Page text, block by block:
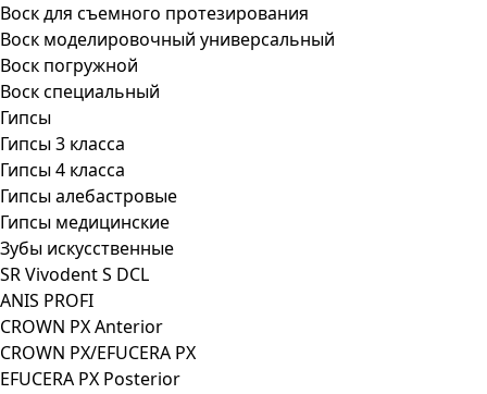
Воск для съемного протезирования
Воск моделировочный универсальный
Воск погружной
Воск специальный
Гипсы
Гипсы 3 класса
Гипсы 4 класса
Гипсы алебастровые
Гипсы медицинские
Зубы искусственные
SR Vivodent S DCL
ANIS PROFI
CROWN PX Anterior
CROWN PX/EFUCERA PX
EFUCERA PX Posterior